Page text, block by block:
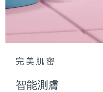
完美肌密
智能測膚
立陶宛
盧森堡